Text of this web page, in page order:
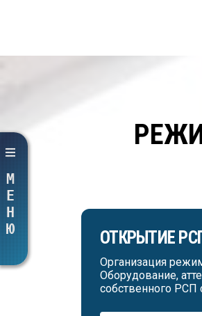
ОТКРЫТИЕ
Организация
Оборудование,
собственного РСП
МЕНЮ